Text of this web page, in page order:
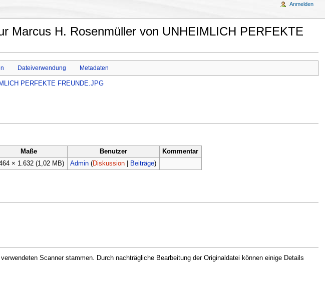
Marcus H. Rosenmüller von UNHEIMLICH PERFEKTE
Dateiverwendung Metadaten
Maße Benutzer
Kommentar
× 1.632 (1,02 MB) Admin (Diskussion| Beiträge)
Scanner stammen. Durch nachträgliche Bearbeitung der Originaldatei können einige Details
Anmelden